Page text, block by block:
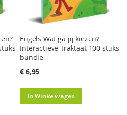
Engels Wat ga jij kiezen?
Interactieve Traktaat 100 stuks
bundle
€ 6,95
In Winkelwagen